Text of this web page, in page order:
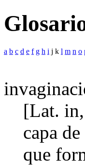
a b c d e f g h i j k l m n o
[Lat.
capa
que